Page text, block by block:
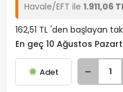
Havale/EFT ile 1.911,06
162,51 TL 'den başlayan
En geç 10 Ağustos
Adet